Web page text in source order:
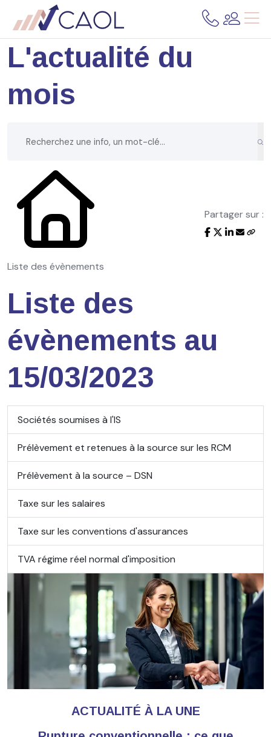
L'actualité du
mois
Liste des évènements
Partager sur :
Liste des
évènements au
15/03/2023
Sociétés soumises à l'IS
Prélèvement et retenues à la source sur les RCM
Prélèvement à la source – DSN
Taxe sur les salaires
Taxe sur les conventions d'assurances
TVA régime réel normal d'imposition
ACTUALITÉ À LA UNE